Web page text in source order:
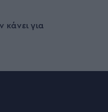
κάνει για